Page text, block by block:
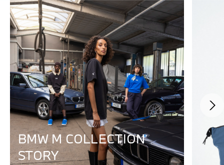
BMW M COLLECTION
STORY